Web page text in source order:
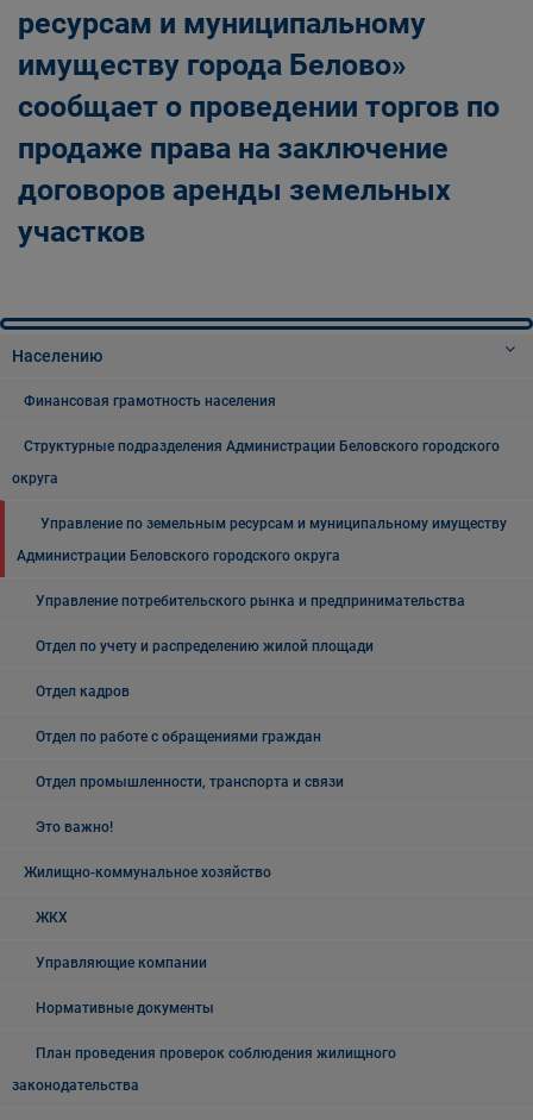
ресурсам и муниципальному
имуществу города Белово»
сообщает о проведении торгов по
продаже права на заключение
договоров аренды земельных
участков
Населению
Финансовая грамотность населения
Структурные подразделения Администрации Беловского городского
округа
Управление по земельным ресурсам и муниципальному имуществу
Администрации Беловского городского округа
Управление потребительского рынка и предпринимательства
Отдел по учету и распределению жилой площади
Отдел кадров
Отдел по работе с обращениями граждан
Отдел промышленности, транспорта и связи
Это важно!
Жилищно-коммунальное хозяйство
ЖКХ
Управляющие компании
Нормативные документы
План проведения проверок соблюдения жилищного
законодательства